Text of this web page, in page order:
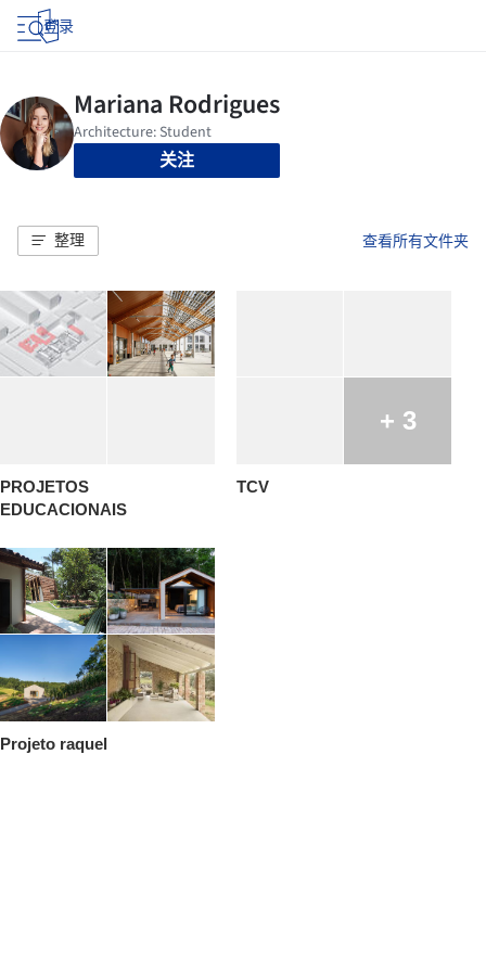
登录
关注
整理 查看所有文件夹
PROJETOS
EDUCACIONAIS
+ 3
TCV
Projeto raquel